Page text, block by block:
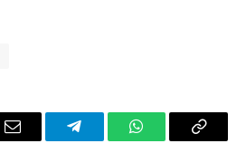
Email TelegramWhatsAppCopy